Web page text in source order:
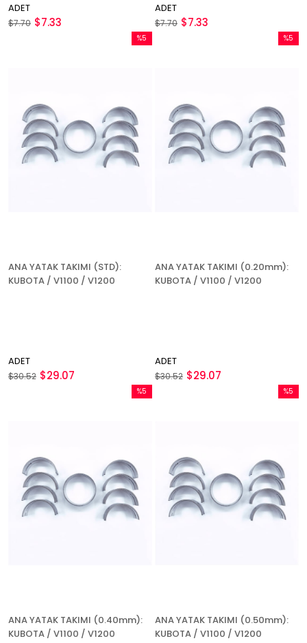
ADET
$7.33
$7.70
ADET
$7.33
$7.70
ANA YATAK TAKIMI (STD):
KUBOTA / V1100 / V1200
ADET
$29.07
$30.52
%5
ANA YATAK TAKIMI (0.20mm):
KUBOTA / V1100 / V1200
ADET
$29.07
$30.52
%5
ANA YATAK TAKIMI (0.40mm):
KUBOTA / V1100 / V1200
%5
ANA YATAK TAKIMI (0.50mm):
KUBOTA / V1100 / V1200
%5